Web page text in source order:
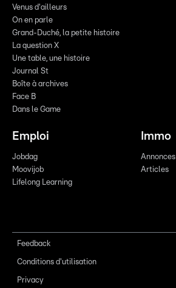
Venus d'ailleurs
On en parle
Grand-Duché, la petite histoire
La question X
Une table, une histoire
Journal St
Boîte à archives
Face B
Dans le Game
Emploi
Jobdag
Moovijob
Lifelong Learning
Immo
Annonces
Articles
Feedback
Conditions d'utilisation
Privacy